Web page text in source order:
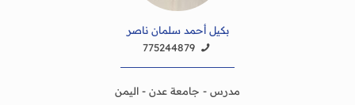
بكيل أحمد سلمان ناصر
775244879
مدرس - جامعة عدن - اليمن